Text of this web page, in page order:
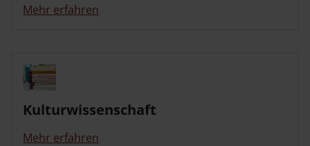
Mehr erfahren
Kulturwissenschaft
Mehr erfahren